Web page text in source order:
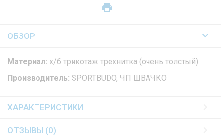
ОБЗОР
Материал: х/б трикотаж трехнитка (очень толстый)
Производитель: SPORTBUDO, ЧП ШВАЧКО
ХАРАКТЕРИСТИКИ
ОТЗЫВЫ (0)